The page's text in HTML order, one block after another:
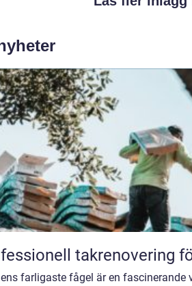
takrenovering
farligaste fågel är en fascinerande